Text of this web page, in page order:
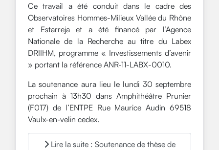
Ce travail a été conduit dans le cadre des
Observatoires Hommes-Milieux Vallée du Rhône
et Estarreja et a été financé par l’Agence
Nationale de la Recherche au titre du Labex
DRIIHM, programme « Investissements d’avenir
» portant la référence ANR-11-LABX-0010.
La soutenance aura lieu le lundi 30 septembre
prochain à 13h30 dans Amphithéâtre Prunier
(F017) de l’ENTPE Rue Maurice Audin 69518
Vaulx-en-velin cedex.
Lire la suite : Soutenance de thèse de